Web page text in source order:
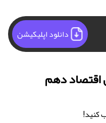
دانلود اپلیکیشن
دهم
کنید!